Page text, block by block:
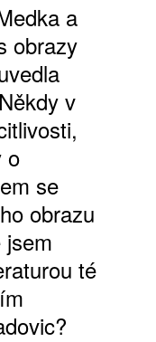
a
obrazy
v
o
se
obrazu
té